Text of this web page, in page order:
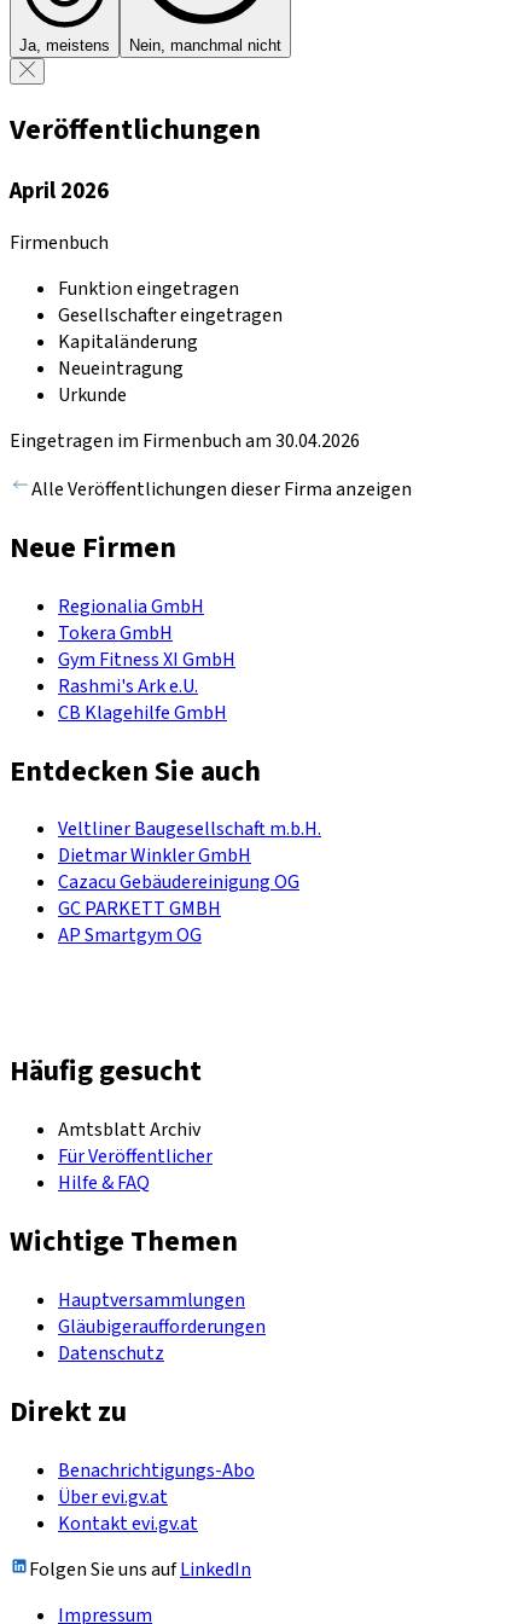
Ja, meistens Nein, manchmal nicht
Veröffentlichungen
April 2026
Firmenbuch
Funktion eingetragen
Gesellschafter eingetragen
Kapitaländerung
Neueintragung
Urkunde
Eingetragen im Firmenbuch am 30.04.2026
Alle Veröffentlichungen dieser Firma anzeigen
Neue Firmen
Regionalia GmbH
Tokera GmbH
Gym Fitness XI GmbH
Rashmi's Ark e.U.
CB Klagehilfe GmbH
Entdecken Sie auch
Veltliner Baugesellschaft m.b.H.
Dietmar Winkler GmbH
Cazacu Gebäudereinigung OG
GC PARKETT GMBH
AP Smartgym OG
Häufig gesucht
Amtsblatt Archiv
Für Veröffentlicher
Hilfe & FAQ
Wichtige Themen
Hauptversammlungen
Gläubigeraufforderungen
Datenschutz
Direkt zu
Benachrichtigungs-Abo
Über evi.gv.at
Kontakt evi.gv.at
Folgen Sie uns aufLinkedIn
Impressum